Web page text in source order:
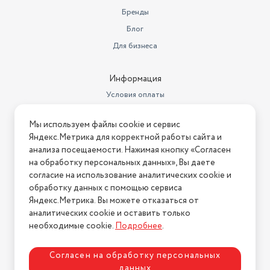
-Приготовления первых и вторых блюд
-Кипячения молока и варки компотов
-Использования на газовых, электрических и индукционных
Почему стоит выбрать?
-Гигиеничность – гладкая поверхность не впитывает запахи
-Долговечность – устойчивость к коррозии и высоким
температурам
-Универсальность – подходит для всех типов плит
для дома
0.27
Ширина товара в упаковке, в
метрах
0.22
Высота товара в упаковке, в
метрах
0.14
Повод
масленица
Материал посуды
Страна производства
Россия
Гарантийный срок
1 год
Бренды
Блог
Для бизнеса
Информация
Условия оплаты
Условия возврата
Нашли ошибку на сайте? Напишите нам
2026 © Интернет-магазин "АстМаркет". У нас есть всё!
Политика конфиденциальности
Мы используем файлы cookie и сервис
Яндекс.Метрика для корректной работы сайта и
анализа посещаемости. Нажимая кнопку «Согласен
на обработку персональных данных», Вы даете
согласие на использование аналитических cookie и
обработку данных с помощью сервиса
Яндекс.Метрика. Вы можете отказаться от
аналитических cookie и оставить только
необходимые cookie.Подробнее.
Согласен на обработку персональных